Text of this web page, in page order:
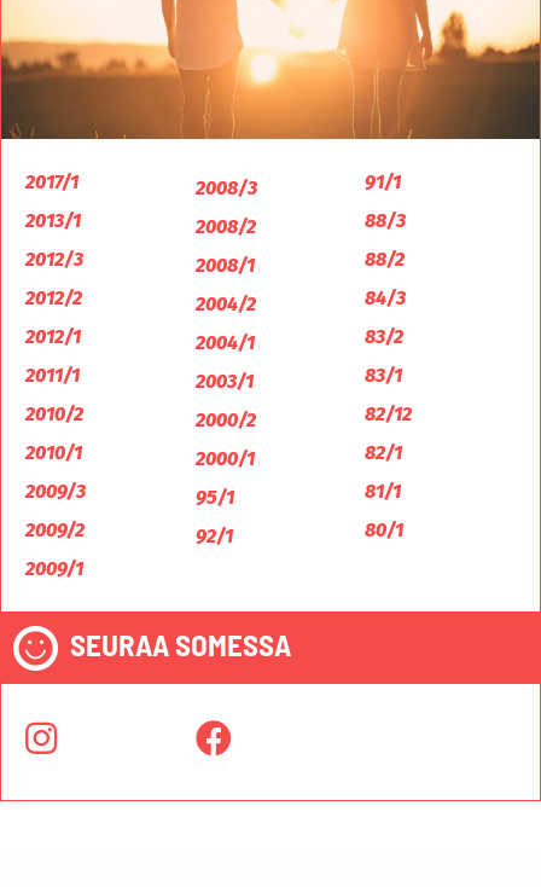
2017/1
2013/1
2012/3
2012/2
2012/1
2011/1
2010/2
2010/1
2009/3
2009/2
2009/1
2008/3
2008/2
2008/1
2004/2
2004/1
2003/1
2000/2
2000/1
95/1
92/1
91/1
88/3
88/2
84/3
83/2
83/1
82/12
82/1
81/1
80/1
SEURAA SOMESSA